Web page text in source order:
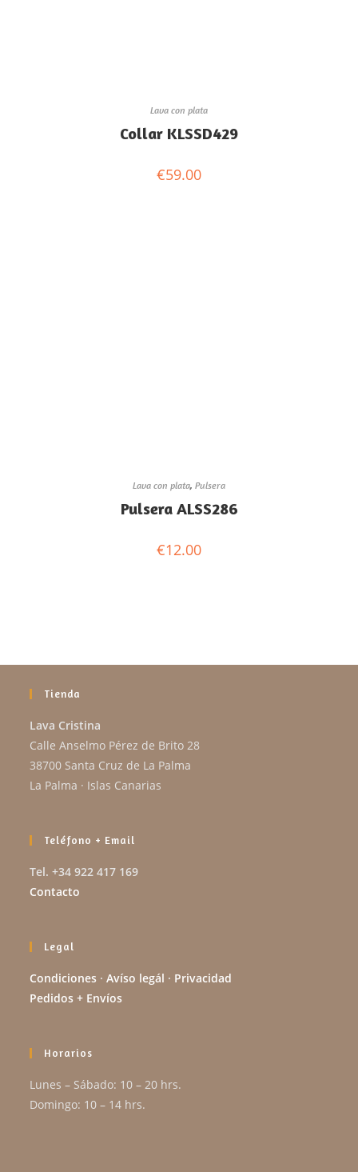
Lava con plata
Collar KLSSD429
€59.00
Lava con plata, Pulsera
Pulsera ALSS286
€12.00
Tienda
Lava Cristina
Calle Anselmo Pérez de Brito 28
38700 Santa Cruz de La Palma
La Palma · Islas Canarias
Teléfono + Email
Tel. +34 922 417 169
Contacto
Legal
Condiciones ·Avíso legál · Privacidad
Pedidos + Envíos
Horarios
Lunes – Sábado: 10 – 20 hrs.
Domingo: 10 – 14 hrs.